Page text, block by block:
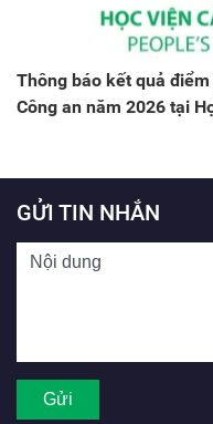
Thông báo kết quả
Công an năm 2026 tại
GỬI TIN NHẮN